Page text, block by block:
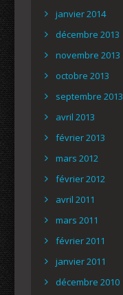
janvier 2014
décembre 2013
novembre 2013
octobre 2013
septembre 2013
avril 2013
février 2013
mars 2012
février 2012
avril 2011
mars 2011
février 2011
janvier 2011
décembre 2010